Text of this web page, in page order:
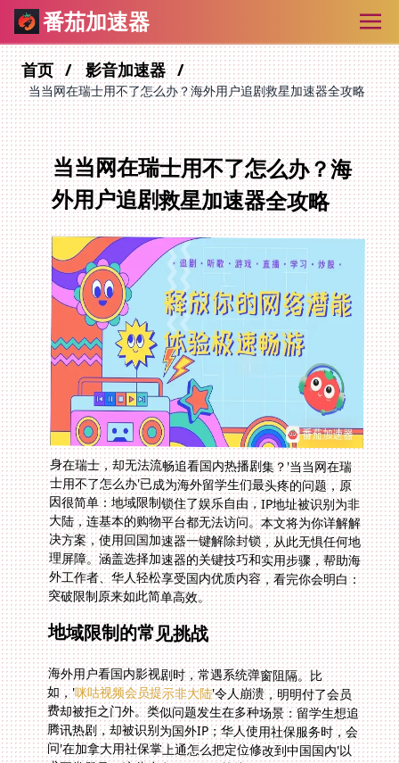
番茄加速器
首页 影音加速器
当当网在瑞士用不了怎么办？海外用户追剧救星加速器全攻略
当当网在瑞士用不了怎么办？海
外用户追剧救星加速器全攻略
身在瑞士，却无法流畅追看国内热播剧集？'当当网在瑞
士用不了怎么办'已成为海外留学生们最头疼的问题，原
因很简单：地域限制锁住了娱乐自由，IP地址被识别为非
大陆，连基本的购物平台都无法访问。本文将为你详解解
决方案，使用回国加速器一键解除封锁，从此无惧任何地
理屏障。涵盖选择加速器的关键技巧和实用步骤，帮助海
外工作者、华人轻松享受国内优质内容，看完你会明白：
突破限制原来如此简单高效。
地域限制的常见挑战
海外用户看国内影视剧时，常遇系统弹窗阻隔。比
如，'咪咕视频会员提示非大陆'令人崩溃，明明付了会员
费却被拒之门外。类似问题发生在多种场景：留学生想追
腾讯热剧，却被识别为国外IP；华人使用社保服务时，会
问'在加拿大用社保掌上通怎么把定位修改到中国国内'以
求正常登录。这些痛点源于网络协议的地理检测机制。数
据被服务器标记为异地后，自动触发限制。解决本质在于
伪装IP地址，让它“假装”在大陆。这需要可靠工具，手动